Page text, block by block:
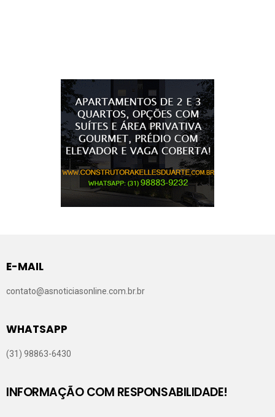
E-MAIL
contato@asnoticiasonline.com.br.br
WHATSAPP
(31) 98863-6430
INFORMAÇÃO COM RESPONSABILIDADE!